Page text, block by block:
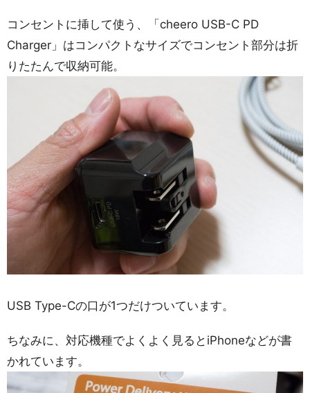
コンセントに挿して使う、「cheero USB-C PD
Charger」はコンパクトなサイズでコンセント部分は折
りたたんで収納可能。
USB Type-Cの口が1つだけついています。
ちなみに、対応機種でよくよく見るとiPhoneなどが書
かれています。